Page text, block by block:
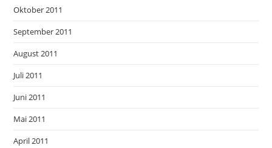
Oktober 2011
September 2011
August 2011
Juli 2011
Juni 2011
Mai 2011
April 2011